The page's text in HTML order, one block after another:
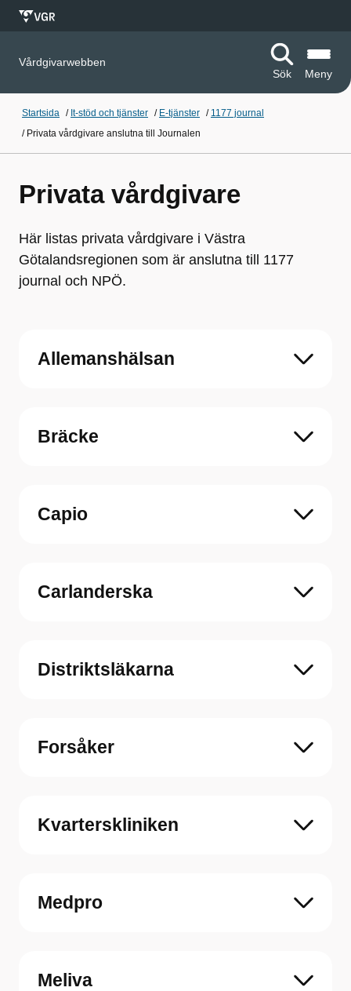
Vårdgivarwebben
Sök
Meny
Startsida / It-stöd och tjänster / E-tjänster / 1177 journal
/ Privata vårdgivare anslutna till Journalen
Privata vårdgivare
Här listas privata vårdgivare i Västra
Götalandsregionen som är anslutna till 1177
journal och NPÖ.
Allemanshälsan
Bräcke
Capio
Carlanderska
Distriktsläkarna
Forsåker
Kvarterskliniken
Medpro
Meliva